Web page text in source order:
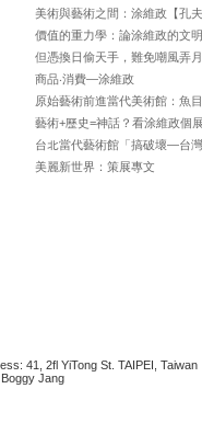
美術與藝術之間：涂維政【孔
價值的重力學：論涂維政的文
但憑換日偷天手，難免嘲風弄
商品‧消費—涂維政
原始藝術前進當代美術館：魚
藝術+歷史=神話？看涂維政個
台北當代藝術館「搞破壞—台
美麗新世界：策展專文
41, 2fl YiTong St. TAIPEI, Taiwan
Jang